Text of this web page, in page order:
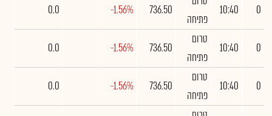
0
10:40
פתיחה
736.50
-1.56%
0.0
0
10:40
טרום
פתיחה
736.50
-1.56%
0.0
0
10:40
טרום
פתיחה
736.50
-1.56%
0.0